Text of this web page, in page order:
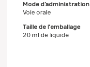
Mode d’administration
Voie orale
Taille de l'emballage
20 ml de liquide